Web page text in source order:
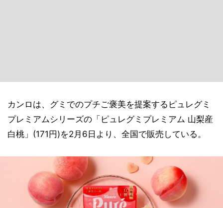
カンロは、グミでのプチご褒美を提案するピュレグミ
プレミアムシリーズの「ピュレグミプレミアム 山梨産
白桃」(171円)を2月6日より、全国で販売している。